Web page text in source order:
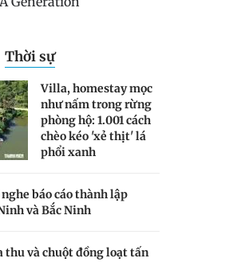
Thời sự
Villa, homestay mọc
như nấm trong rừng
phòng hộ: 1.001 cách
chèo kéo 'xẻ thịt' lá
phổi xanh
báo cáo thành lập
và Bắc Ninh
thu và chuột đồng loạt tấn